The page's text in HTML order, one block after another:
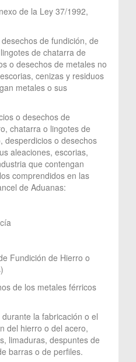
de la Ley 37/1992,
de fundición, de
de chatarra de
o desechos de metales no
cenizas y residuos
metales o sus
o desechos de
chatarra o lingotes de
desperdicios o desechos
aleaciones, escorias,
que contengan
comprendidos en las
de Aduanas:
Fundición de Hierro o
de los metales férricos
la fabricación o el
del hierro o del acero,
limaduras, despuntes de
barras o de perfiles.